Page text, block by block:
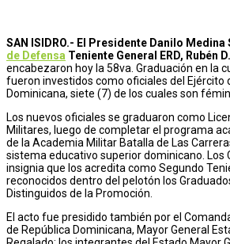
SAN ISIDRO.- El Presidente Danilo Medina
de Defensa Teniente General ERD, Rubén
encabezaron hoy la 58va. Graduación en la
fueron investidos como oficiales del Ejército
Dominicana, siete (7) de los cuales son
Los nuevos oficiales se graduaron como
Militares, luego de completar el programa
de la Academia Militar Batalla de Las
sistema educativo superior dominicano. Los
insignia que los acredita como Segundo
reconocidos dentro del pelotón los
Distinguidos de la Promoción.
El acto fue presidido también por el
de República Dominicana, Mayor General